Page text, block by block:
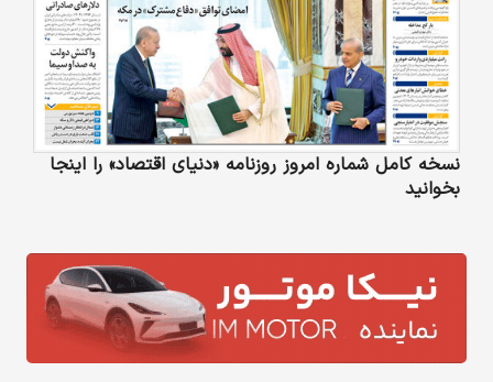
نسخه کامل شماره امروز روزنامه «دنیای‌ اقتصاد» را اینجا
بخوانید